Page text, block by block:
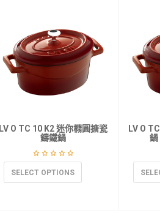
LV O TC 10 K2 迷你橢圓搪瓷
鑄鐵鍋
SELECT OPTIONS
LV O
鍋